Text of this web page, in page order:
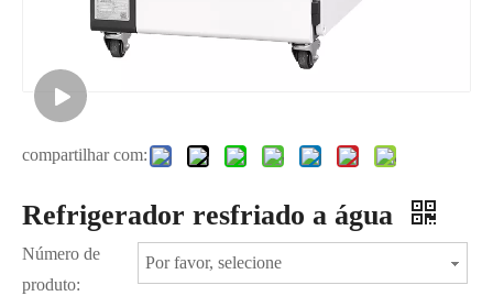
compartilhar com:
Refrigerador resfriado a água
Número de
produto:
Por favor, selecione